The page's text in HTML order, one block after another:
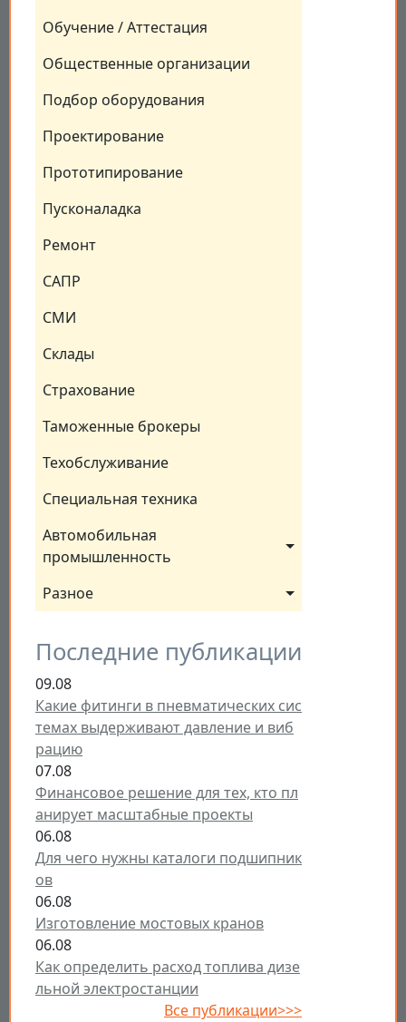
Обучение / Аттестация
Общественные организации
Подбор оборудования
Проектирование
Прототипирование
Пусконаладка
Ремонт
САПР
СМИ
Склады
Страхование
Таможенные брокеры
Техобслуживание
Специальная техника
Автомобильная
промышленность
Разное
Последние публикации
09.08
Какие фитинги в пневматических сис
темах выдерживают давление и виб
рацию
07.08
Финансовое решение для тех, кто пл
анирует масштабные проекты
06.08
Для чего нужны каталоги подшипник
ов
06.08
Изготовление мостовых кранов
06.08
Как определить расход топлива дизе
льной электростанции
Все публикации>>>